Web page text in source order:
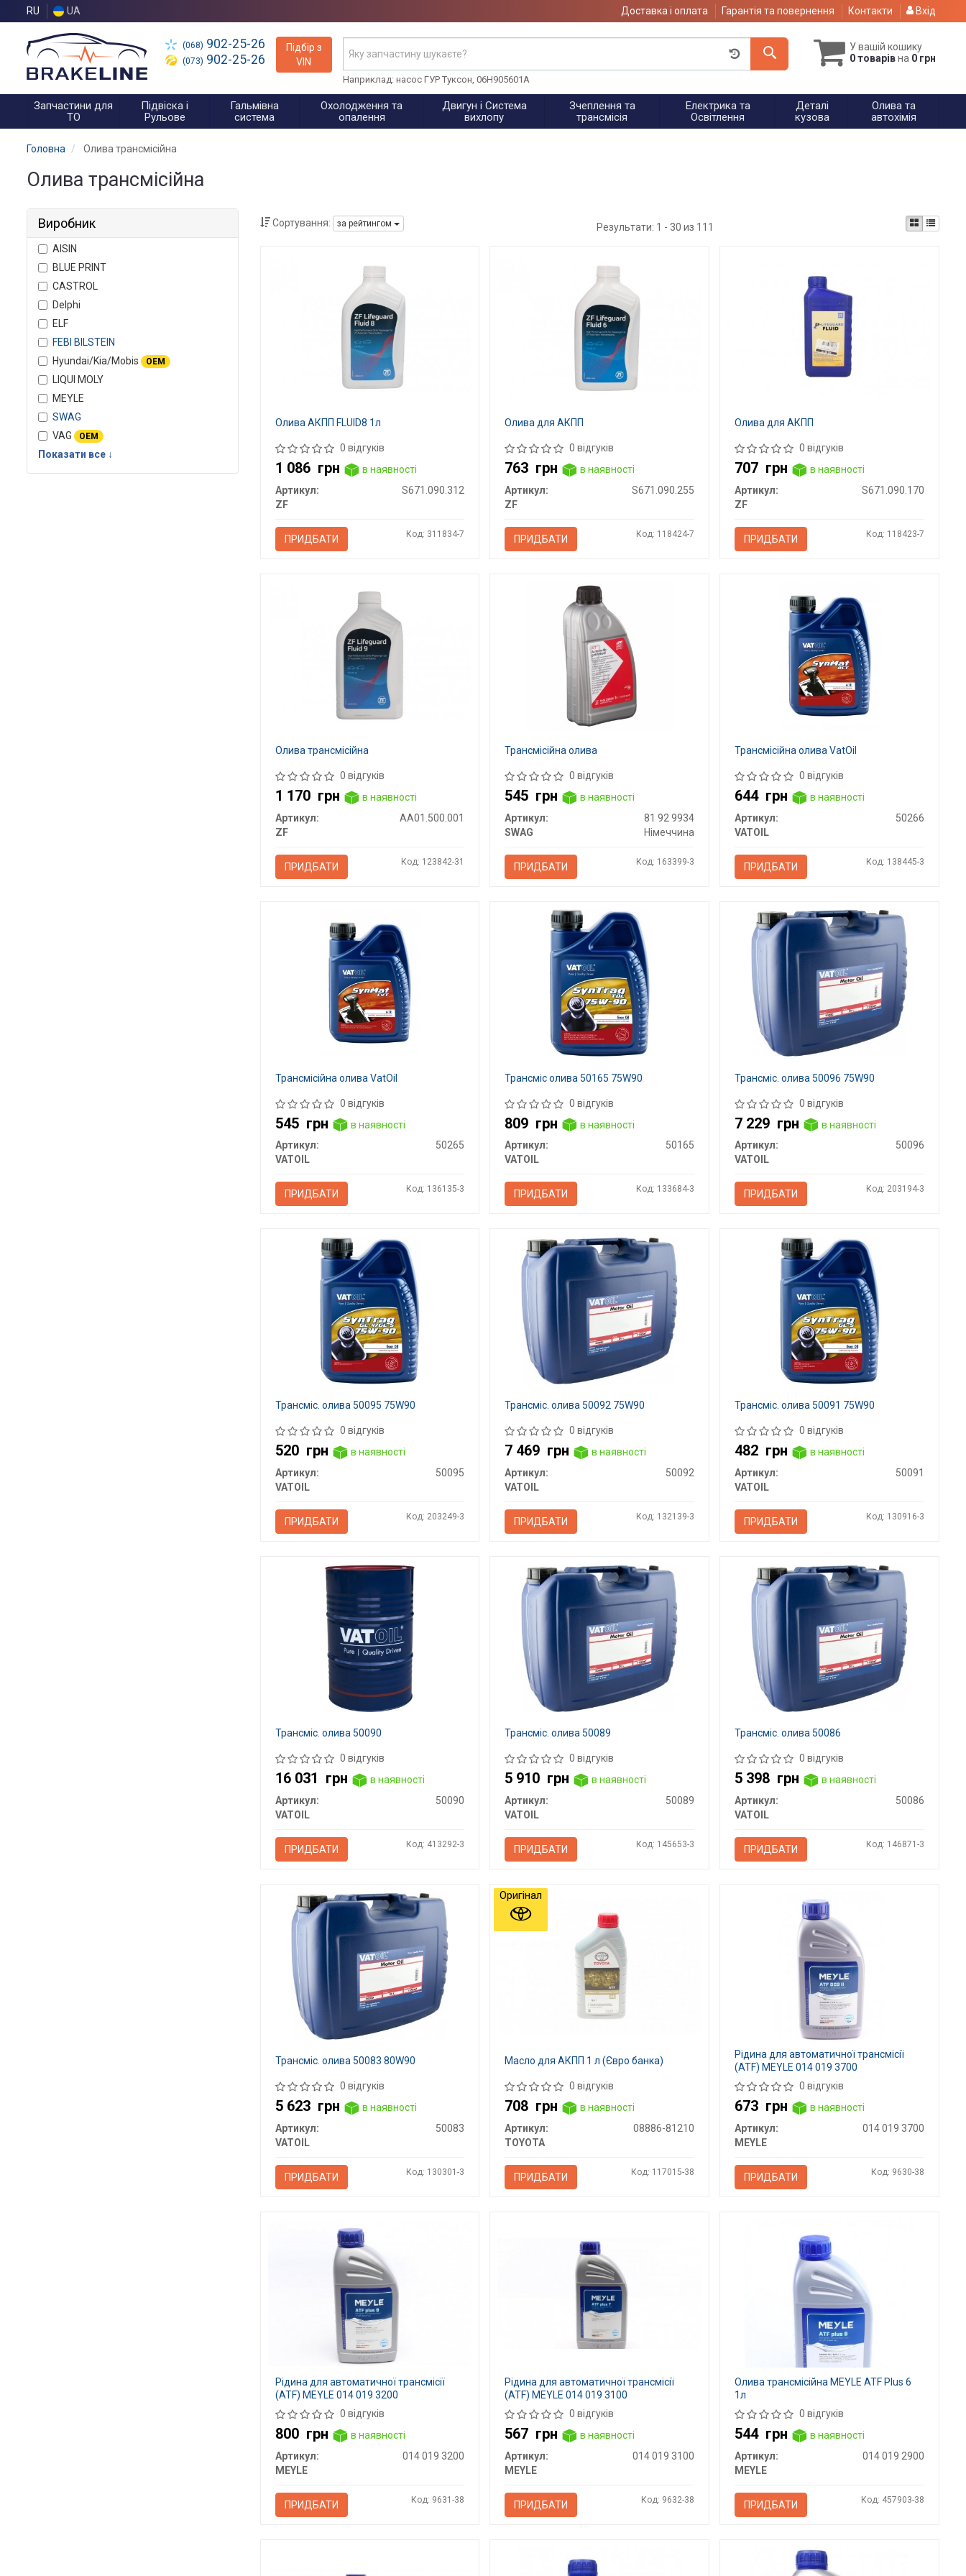
RU UA Доставка і оплата Гарантія та повернення Контакти Вхід
(068) 902-25-26
(073) 902-25-26
Підбір з
VIN
У вашій кошику
0 товарівна 0 грн
Наприклад: насос ГУР Туксон, 06H905601A
Запчастини для
ТО
Підвіска і
Рульове
Гальмівна
система
Охолодження та
опалення
Двигун і Система
вихлопу
Зчеплення та
трансмісія
Електрика та
Освітлення
Деталі
кузова
Олива та
автохімія
Головна Олива трансмісійна
Олива трансмісійна
Виробник
AISIN
BLUE PRINT
CASTROL
Delphi
ELF
FEBI BILSTEIN
Hyundai/Kia/Mobis
OEM
LIQUI MOLY
MEYLE
SWAG
VAG
OEM
Показати все ↓
Сортування: за рейтингом Результати: 1 - 30 из 111
Олива АКПП FLUID8 1л
0 відгуків
1 086 грн
в наявності
Артикул:
S671.090.312
ZF
ПРИДБАТИ Код: 311834-7
Олива для АКПП
0 відгуків
763 грн
в наявності
Артикул:
S671.090.255
ZF
ПРИДБАТИ Код: 118424-7
Олива для АКПП
0 відгуків
707 грн
в наявності
Артикул:
S671.090.170
ZF
ПРИДБАТИ Код: 118423-7
Олива трансмісійна
0 відгуків
1 170 грн
в наявності
Артикул:
AA01.500.001
ZF
ПРИДБАТИ Код: 123842-31
Трансмісійна олива
0 відгуків
545 грн
в наявності
Артикул:
81 92 9934
SWAG
Німеччина
ПРИДБАТИ Код: 163399-3
Трансмісійна олива VatOil
0 відгуків
644 грн
в наявності
Артикул:
50266
VATOIL
ПРИДБАТИ Код: 138445-3
Трансмісійна олива VatOil
0 відгуків
545 грн
в наявності
Артикул:
50265
VATOIL
ПРИДБАТИ Код: 136135-3
Трансміс олива 50165 75W90
0 відгуків
809 грн
в наявності
Артикул:
50165
VATOIL
ПРИДБАТИ Код: 133684-3
Трансміс. олива 50096 75W90
0 відгуків
7 229 грн
в наявності
Артикул:
50096
VATOIL
ПРИДБАТИ Код: 203194-3
Трансміс. олива 50095 75W90
0 відгуків
520 грн
в наявності
Артикул:
50095
VATOIL
ПРИДБАТИ Код: 203249-3
Трансміс. олива 50092 75W90
0 відгуків
7 469 грн
в наявності
Артикул:
50092
VATOIL
ПРИДБАТИ Код: 132139-3
Трансміс. олива 50091 75W90
0 відгуків
482 грн
в наявності
Артикул:
50091
VATOIL
ПРИДБАТИ Код: 130916-3
Трансміс. олива 50090
0 відгуків
16 031 грн
в наявності
Артикул:
50090
VATOIL
ПРИДБАТИ Код: 413292-3
Трансміс. олива 50089
0 відгуків
5 910 грн
в наявності
Артикул:
50089
VATOIL
ПРИДБАТИ Код: 145653-3
Трансміс. олива 50086
0 відгуків
5 398 грн
в наявності
Артикул:
50086
VATOIL
ПРИДБАТИ Код: 146871-3
Трансміс. олива 50083 80W90
0 відгуків
5 623 грн
в наявності
Артикул:
50083
VATOIL
ПРИДБАТИ Код: 130301-3
Масло для АКПП 1 л (Євро банка)
0 відгуків
708 грн
в наявності
Артикул:
08886-81210
TOYOTA
ПРИДБАТИ Код: 117015-38
Оригінал
Рідина для автоматичної трансмісії
(ATF) MEYLE 014 019 3700
0 відгуків
673 грн
в наявності
Артикул:
014 019 3700
MEYLE
ПРИДБАТИ Код: 9630-38
Рідина для автоматичної трансмісії
(ATF) MEYLE 014 019 3200
0 відгуків
800 грн
в наявності
Артикул:
014 019 3200
MEYLE
ПРИДБАТИ Код: 9631-38
Рідина для автоматичної трансмісії
(ATF) MEYLE 014 019 3100
0 відгуків
567 грн
в наявності
Артикул:
014 019 3100
MEYLE
ПРИДБАТИ Код: 9632-38
Олива трансмісійна MEYLE ATF Plus 6
1л
0 відгуків
544 грн
в наявності
Артикул:
014 019 2900
MEYLE
ПРИДБАТИ Код: 457903-38